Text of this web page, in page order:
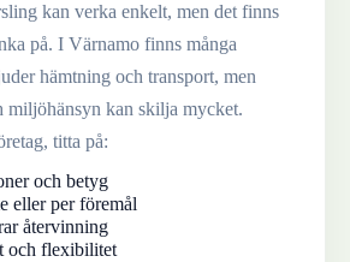
kan verka enkelt, men det finns
på. I Värnamo finns många
hämtning och transport, men
miljöhänsyn kan skilja mycket.
titta på:
och betyg
eller per föremål
återvinning
och flexibilitet